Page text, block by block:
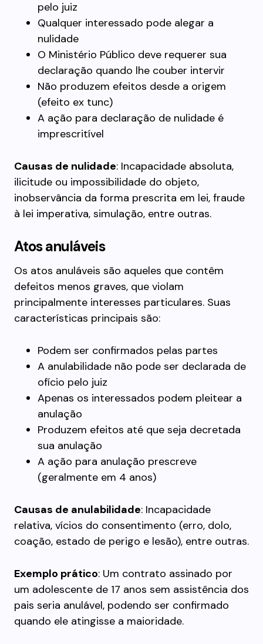
pelo juiz
Qualquer interessado pode alegar a
nulidade
O Ministério Público deve requerer sua
declaração quando lhe couber intervir
Não produzem efeitos desde a origem
(efeito ex tunc)
A ação para declaração de nulidade é
imprescritível
Causas de nulidade: Incapacidade absoluta,
ilicitude ou impossibilidade do objeto,
inobservância da forma prescrita em lei, fraude
à lei imperativa, simulação, entre outras.
Atos anuláveis
Os atos anuláveis são aqueles que contêm
defeitos menos graves, que violam
principalmente interesses particulares. Suas
características principais são:
Podem ser confirmados pelas partes
A anulabilidade não pode ser declarada de
ofício pelo juiz
Apenas os interessados podem pleitear a
anulação
Produzem efeitos até que seja decretada
sua anulação
A ação para anulação prescreve
(geralmente em 4 anos)
Causas de anulabilidade: Incapacidade
relativa, vícios do consentimento (erro, dolo,
coação, estado de perigo e lesão), entre outras.
Exemplo prático: Um contrato assinado por
um adolescente de 17 anos sem assistência dos
pais seria anulável, podendo ser confirmado
quando ele atingisse a maioridade.